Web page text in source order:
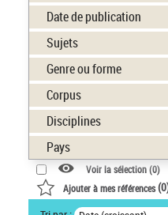
Date de publication
Sujets
Genre ou forme
Corpus
Disciplines
Pays
Voir la sélection (0)
Ajouter à mes références(0